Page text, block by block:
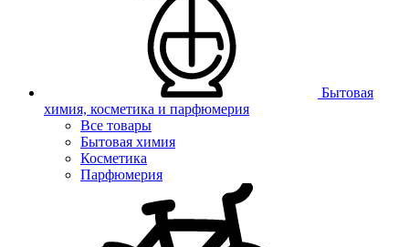
Бытовая
химия, косметика и парфюмерия
Все товары
Бытовая химия
Косметика
Парфюмерия